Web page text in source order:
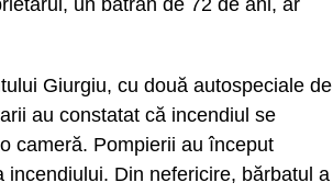
un bătrân de 72 de ani, ar
Giurgiu, cu două autospeciale de
au constatat că incendiul se
cameră. Pompierii au început
Din nefericire, bărbatul a